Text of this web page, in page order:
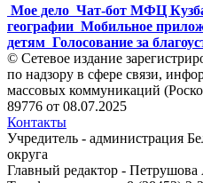
Мое дело Чат-бот МФЦ
географии Мобильное
детям Голосование за
© Сетевое издание
по надзору в сфере связи,
массовых коммуникаций
89776 от 08.07.2025
Контакты
Учредитель - администрация
округа
Главный редактор - Петрушова